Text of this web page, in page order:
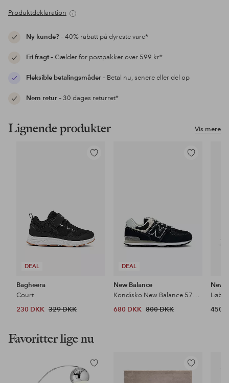
Produktdeklaration
Ny kunde?– 40% rabatt på dyreste vare*
Fri fragt– Gælder for postpakker over 599 kr*
Fleksible betalingsmåder– Betal nu, senere eller del op
Nem retur– 30 dages returret*
Vis mere
Lignende produkter
DEAL
Tilføj
Bagheera
Court
230 DKK 329 DKK
DEAL
Tilføj
New Balance
Kondisko New Balance 574 Core Kids Lace
680 DKK 800 DKK
New
450
Favoritter lige nu
Tilføj
til
Tilføj